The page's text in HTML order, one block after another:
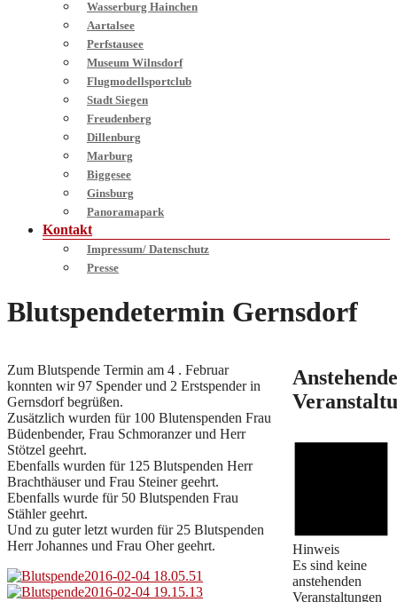
Wasserburg Hainchen
Aartalsee
Perfstausee
Museum Wilnsdorf
Flugmodellsportclub
Stadt Siegen
Freudenberg
Dillenburg
Marburg
Biggesee
Ginsburg
Panoramapark
Kontakt
Impressum/ Datenschutz
Presse
Blutspendetermin Gernsdorf
Zum Blutspende Termin am 4 . Februar
konnten wir 97 Spender und 2 Erstspender in
Gernsdorf begrüßen.
Zusätzlich wurden für 100 Blutenspenden Frau
Büdenbender, Frau Schmoranzer und Herr
Stötzel geehrt.
Ebenfalls wurden für 125 Blutspenden Herr
Brachthäuser und Frau Steiner geehrt.
Ebenfalls wurde für 50 Blutspenden Frau
Stähler geehrt.
Und zu guter letzt wurden für 25 Blutspenden
Herr Johannes und Frau Oher geehrt.
Anstehende
Hinweis
Es sind keine
anstehenden
Veranstaltungen